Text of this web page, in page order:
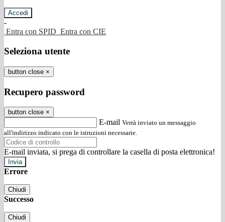
-
Entra con SPID Entra con CIE
Seleziona utente
button close ×
Recupero password
button close ×
E-mail Verrà inviato un messaggio
all'indirizzo indicato con le istruzioni necessarie.
E-mail inviata, si prega di controllare la casella di posta elettronica!
Errore
Chiudi
Successo
Chiudi